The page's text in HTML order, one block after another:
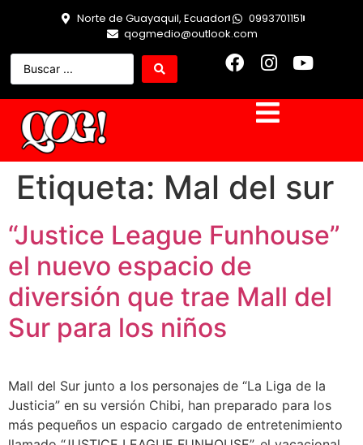
Norte de Guayaquil, Ecuador
0993701151
qogmedio@outlook.com
Etiqueta: Mal del sur
“Justice League Funhouse”
el nuevo espacio de
diversión que trae Mall del
Sur para los niños
Mall del Sur junto a los personajes de “La Liga de la
Justicia” en su versión Chibi, han preparado para los
más pequeños un espacio cargado de entretenimiento